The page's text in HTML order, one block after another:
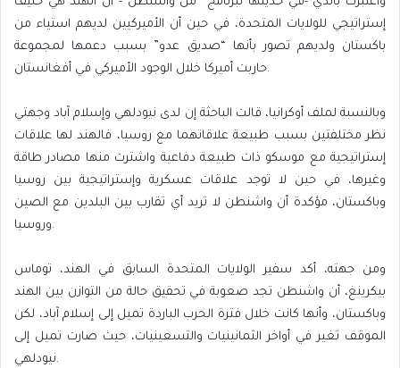
إستراتيجي للولايات المتحدة، في حين أن الأميركيين لديهم استياء من
باكستان ولديهم تصور بأنها “صديق عدو” بسبب دعمها لمجموعة
حاربت أميركا خلال الوجود الأميركي في أفغانستان.
وبالنسبة لملف أوكرانيا، قالت الباحثة إن لدى نيودلهي وإسلام آباد وجهتي
نظر مختلفتين بسبب طبيعة علاقاتهما مع روسيا، فالهند لها علاقات
إستراتيجية مع موسكو ذات طبيعة دفاعية واشترت منها مصادر طاقة
وغيرها، في حين لا توجد علاقات عسكرية وإستراتيجية بين روسيا
وباكستان، مؤكدة أن واشنطن لا تريد أي تقارب بين البلدين مع الصين
وروسيا.
ومن جهته، أكد سفير الولايات المتحدة السابق في الهند، توماس
بيكرينغ، أن واشنطن تجد صعوبة في تحقيق حالة من التوازن بين الهند
وباكستان، وأنها كانت خلال فترة الحرب الباردة تميل إلى إسلام آباد، لكن
الموقف تغير في أواخر الثمانينيات والتسعينيات، حيث صارت تميل إلى
نيودلهي.